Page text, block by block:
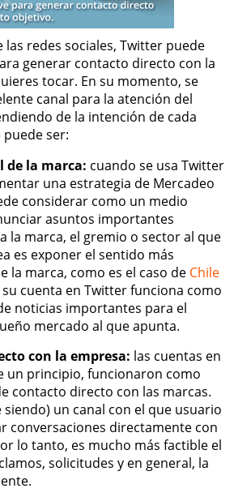
las redes sociales, Twitter puede
generar contacto directo con la
tocar. En su momento, se
canal para la atención del
de la intención de cada
ser:
de la marca: cuando se usa Twitter
una estrategia de Mercadeo
considerar como un medio
asuntos importantes
la marca, el gremio o sector al que
es exponer el sentido más
la marca, como es el caso de Chile
su cuenta en Twitter funciona como
noticias importantes para el
mercado al que apunta.
con la empresa: las cuentas en
un principio, funcionaron como
contacto directo con las marcas.
siendo) un canal con el que usuario
conversaciones directamente con
lo tanto, es mucho más factible el
solicitudes y en general, la